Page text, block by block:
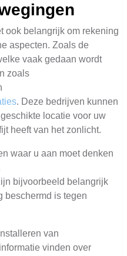
ook belangrijk om rekening
aspecten. Zoals de
vaak gedaan wordt
zoals
. Deze bedrijven kunnen
locatie voor uw
heeft van het zonlicht.
waar u aan moet denken
bijvoorbeeld belangrijk
beschermd is tegen
van
vinden over